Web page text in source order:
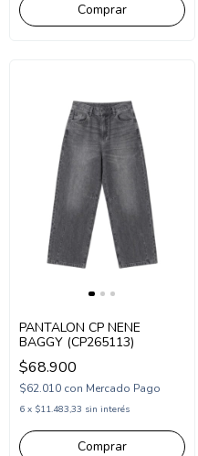
Comprar
PANTALON CP NENE
BAGGY (CP265113)
$68.900
$62.010 con Mercado Pago
6 x $11.483,33 sin interés
Comprar